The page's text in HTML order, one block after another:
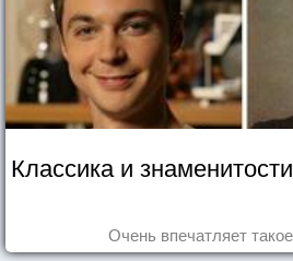
Классика и
Очень впечатляет